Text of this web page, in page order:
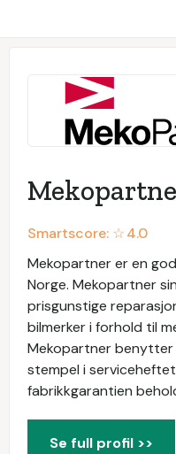
Smartscore: ☆4.0
Mekopartner er en
Norge. Mekopartner
prisgunstige
bilmerker i forhold til
Mekopartner benytter
stempel i
fabrikkgarantien
Se full profil >>